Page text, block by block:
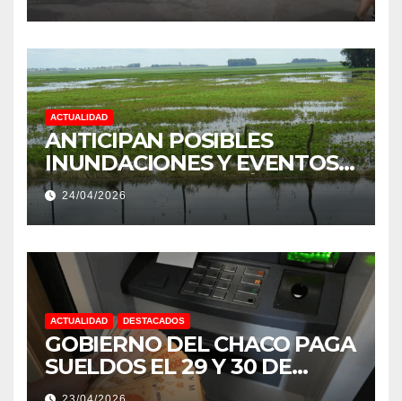
PROVINCIA DEL CHACO
ACTUALIDAD
ANTICIPAN POSIBLES
INUNDACIONES Y EVENTOS
EXTREMOS: “PODRÍA SER UN
NIÑO MUY IMPORTANTE”
24/04/2026
ACTUALIDAD DESTACADOS
GOBIERNO DEL CHACO PAGA
SUELDOS EL 29 Y 30 DE
ABRIL, CON EL 2% DE